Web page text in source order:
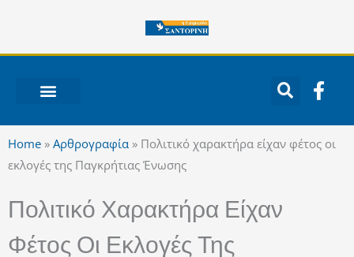
περιεχόμενο
F
a
e
b
Home » Αρθρογραφία » Πολιτικό χαρακτήρα είχαν φέτος οι
εκλογές της Παγκρήτιας Ένωσης
Πολιτικό Χαρακτήρα Είχαν
Φέτος Οι Εκλογές Της